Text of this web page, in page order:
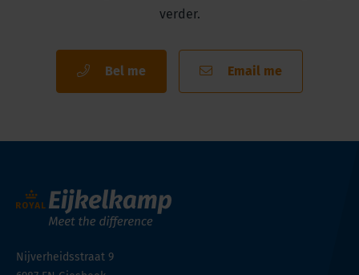
verder.
Bel me Email me
Nijverheidsstraat 9